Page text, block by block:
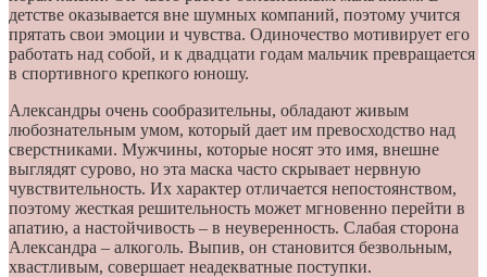
детстве оказывается вне шумных компаний, поэтому учится
прятать свои эмоции и чувства. Одиночество мотивирует его
работать над собой, и к двадцати годам мальчик превращается
в спортивного крепкого юношу.
Александры очень сообразительны, обладают живым
любознательным умом, который дает им превосходство над
сверстниками. Мужчины, которые носят это имя, внешне
выглядят сурово, но эта маска часто скрывает нервную
чувствительность. Их характер отличается непостоянством,
поэтому жесткая решительность может мгновенно перейти в
апатию, а настойчивость – в неуверенность. Слабая сторона
Александра – алкоголь. Выпив, он становится безвольным,
хвастливым, совершает неадекватные поступки.